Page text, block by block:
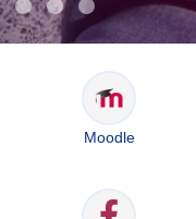
Moodle